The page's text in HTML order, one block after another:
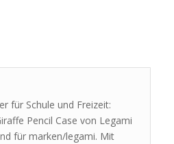
für Schule und Freizeit:
Pencil Case von Legami
für marken/legami. Mit